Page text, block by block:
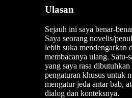
Ulasan
Sejauh ini saya benar-
Saya seorang novelis/
lebih suka mendengarkan
membacanya ulang. Satu-
yang saya rasa dibutuhkan
pengaturan khusus untuk
mengatur jeda antar bab,
dialog dan konteksnya.